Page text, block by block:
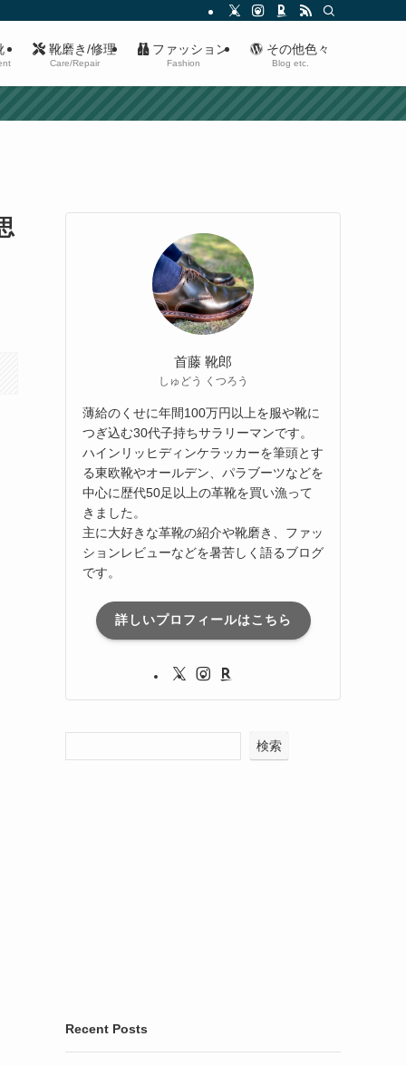
靴磨き/修理
Care/Repair
ファッション
Fashion
その他色々
Blog etc.
首藤 靴郎
しゅどう くつろう
薄給のくせに年間100万円以上を服や靴に
つぎ込む30代子持ちサラリーマンです。
ハインリッヒディンケラッカーを筆頭とす
る東欧靴やオールデン、パラブーツなどを
中心に歴代50足以上の革靴を買い漁って
きました。
主に大好きな革靴の紹介や靴磨き、ファッ
ションレビューなどを暑苦しく語るブログ
です。
詳しいプロフィールはこちら
検索
Recent Posts